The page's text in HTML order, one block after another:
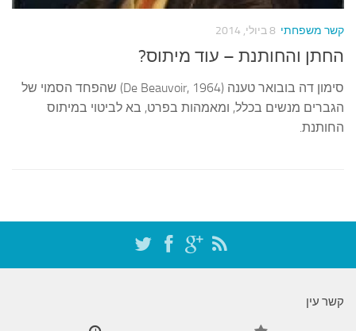
קשר משפחתי 8 ביולי, 2014
החתן והחותנת – עוד מיתוס?
סימון דה בובואר טענה (De Beauvoir, 1964) שהפחד הסמוי של
הגברים מנשים בכלל, ומאמהות בפרט, בא לביטוי במיתוס
החותנת.
קשר עין